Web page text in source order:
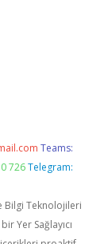
Teams:
726 Telegram:
Bilgi Teknolojileri
Yer Sağlayıcı